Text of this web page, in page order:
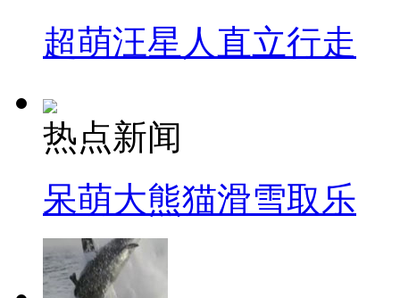
超萌汪星人直立行走
热点新闻
呆萌大熊猫滑雪取乐